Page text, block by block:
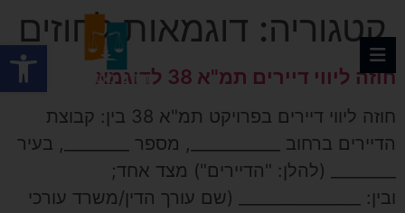
קטגוריה: דוגמאות לחוזים
חוזה ליווי דיירים תמ"א 38 לדוגמא
חוזה ליווי דיירים בפרויקט תמ"א 38 בין: קבוצת
הדיירים ברחוב ___________, מספר ________, בעיר
________ (להלן: "הדיירים") מצד אחד;
ובין: _______________ (שם עורך הדין/משרד עורכי